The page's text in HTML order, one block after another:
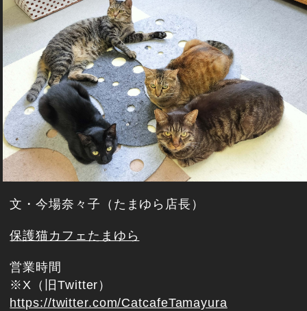
文・今場奈々子（たまゆら店長）
保護猫カフェたまゆら
営業時間
※X（旧Twitter）
https://twitter.com/CatcafeTamayura